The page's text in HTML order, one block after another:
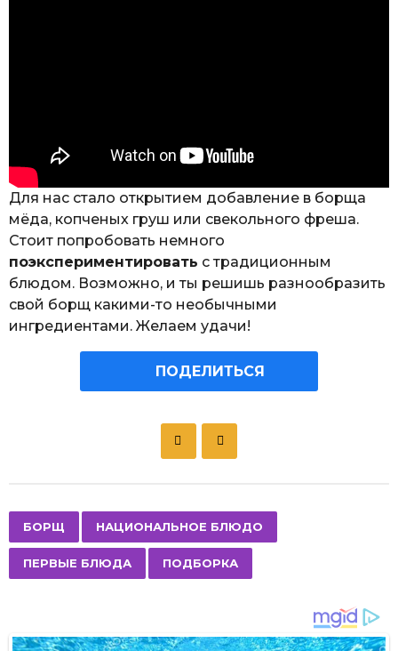
Для нас стало открытием добавление в борща
мёда, копченых груш или свекольного фреша.
Стоит попробовать немного
поэкспериментировать с традиционным
блюдом. Возможно, и ты решишь разнообразить
свой борщ какими-то необычными
ингредиентами. Желаем удачи!
ПОДЕЛИТЬСЯ
a
g
a
БОРЩ НАЦИОНАЛЬНОЕ БЛЮДО
ПЕРВЫЕ БЛЮДА ПОДБОРКА